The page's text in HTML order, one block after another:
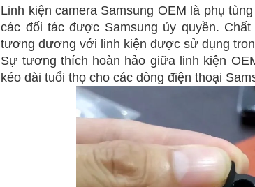
Linh kiện camera Samsung OEM là phụ
các đối tác được Samsung ủy quyền.
tương đương với linh kiện được sử dụng
Sự tương thích hoàn hảo giữa linh kiện
kéo dài tuổi thọ cho các dòng điện thoại